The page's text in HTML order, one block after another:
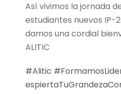
Así vivimos la jornada
estudiantes nuevos IP-
damos una cordial
ALITIC
#Alitic